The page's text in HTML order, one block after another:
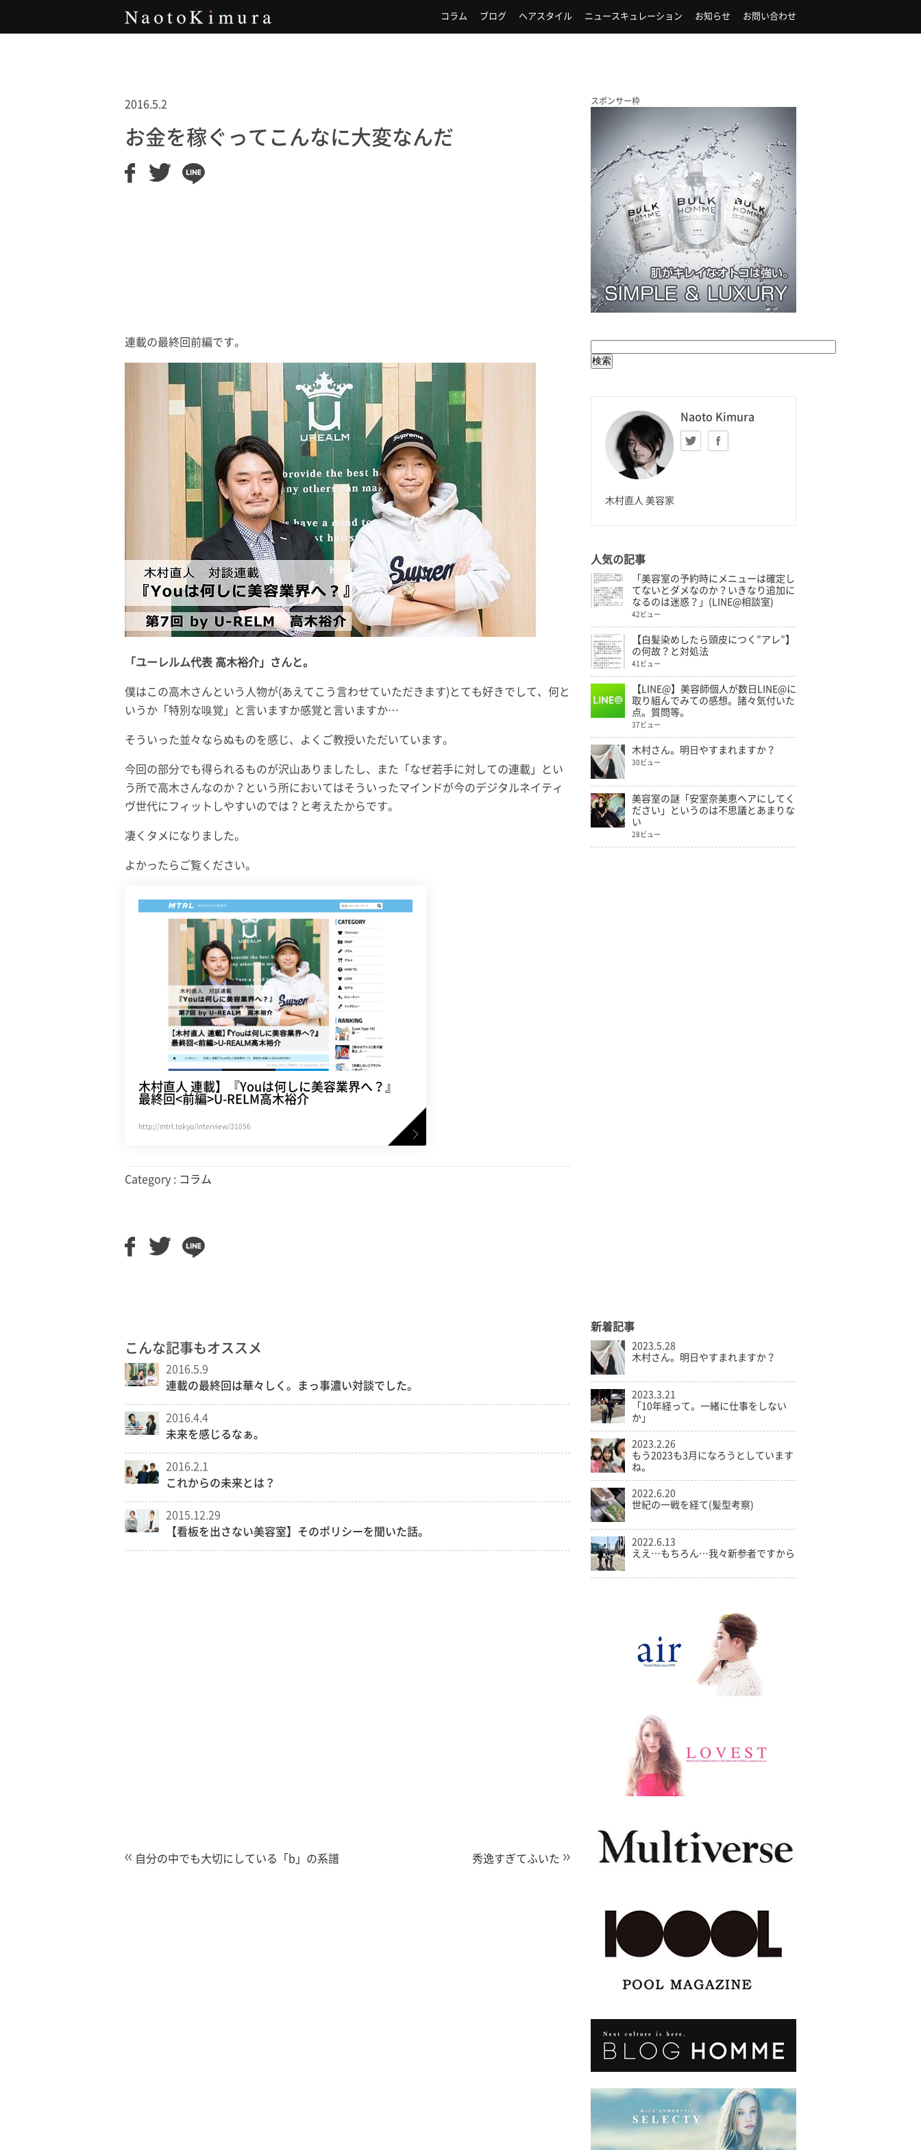
コラム ブログ ヘアスタイル ニュースキュレーション お知らせ お問い合わせ
2016.5.2
お金を稼ぐってこんなに大変なんだ
連載の最終回前編です。
「ユーレルム代表 高木裕介」さんと。
僕はこの高木さんという人物が(あえてこう言わせていただきます)とても好きでして、何と
いうか「特別な嗅覚」と言いますか感覚と言いますか…
そういった並々ならぬものを感じ、よくご教授いただいています。
今回の部分でも得られるものが沢山ありましたし、また「なぜ若手に対しての連載」とい
う所で高木さんなのか？という所においてはそういったマインドが今のデジタルネイティ
ヴ世代にフィットしやすいのでは？と考えたからです。
凄くタメになりました。
よかったらご覧ください。
木村直人 連載】『Youは何しに美容業界へ？』
最終回<前編>U-RELM高木裕介
http://mtrl.tokyo/interview/31056
Category : コラム
こんな記事もオススメ
2016.5.9
連載の最終回は華々しく。まっ事濃い対談でした。
2016.4.4
未来を感じるなぁ。
2016.2.1
これからの未来とは？
2015.12.29
【看板を出さない美容室】そのポリシーを聞いた話。
自分の中でも大切にしている「b」の系譜 秀逸すぎてふいた
スポンサー枠
Naoto Kimura
木村直人 美容家
人気の記事
「美容室の予約時にメニューは確定し
てないとダメなのか？いきなり追加に
なるのは迷惑？」(LINE@相談室)
42ビュー
【白髪染めしたら頭皮につく”アレ”】
の何故？と対処法
41ビュー
【LINE@】美容師個人が数日LINE@に
取り組んでみての感想。諸々気付いた
点。質問等。
37ビュー
木村さん。明日やすまれますか？
30ビュー
美容室の謎「安室奈美恵ヘアにしてく
ださい」というのは不思議とあまりな
い
28ビュー
新着記事
2023.5.28
木村さん。明日やすまれますか？
2023.3.21
「10年経って。一緒に仕事をしない
か」
2023.2.26
もう2023も3月になろうとしています
ね。
2022.6.20
世紀の一戦を経て(髪型考察)
2022.6.13
ええ…もちろん…我々新参者ですから